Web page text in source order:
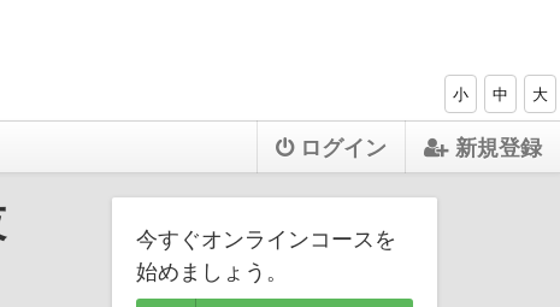
小 中 大
ログイン 新規登録
今すぐオンラインコースを
始めましょう。